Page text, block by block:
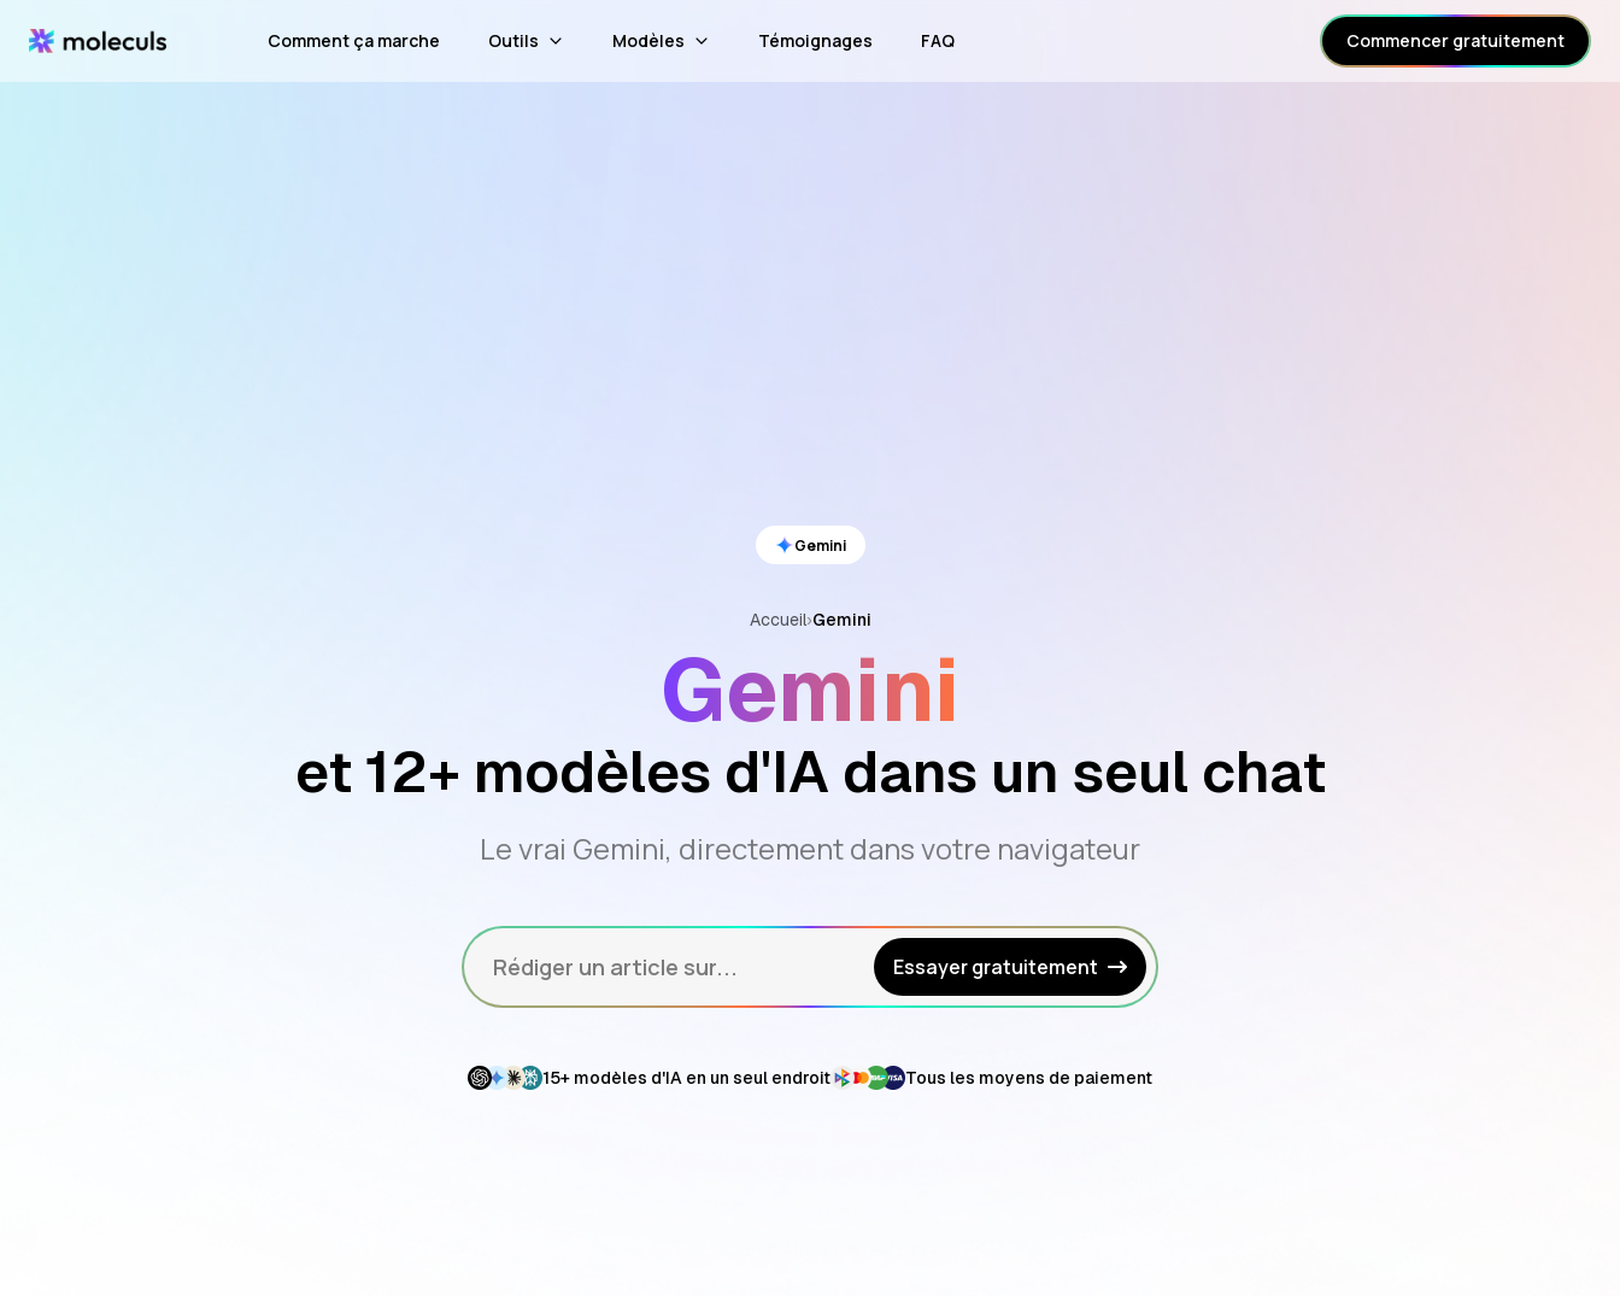
Comment ça marche Outils Modèles Témoignages FAQ Commencer gratuitement
Gemini
Accueil›Gemini
Gemini
et 12+ modèles d'IA dans un seul chat
Le vrai Gemini, directement dans votre navigateur
Rédiger un article sur... Essayer gratuitement
15+ modèles d'IA en un seul endroit Tous les moyens de paiement